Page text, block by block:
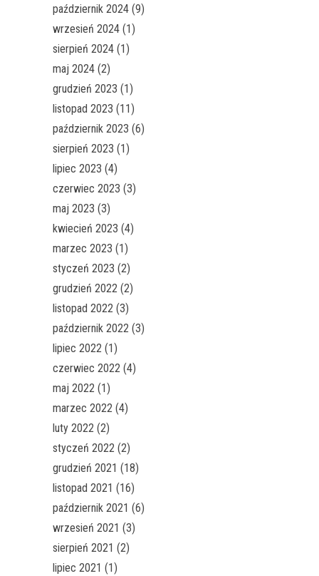
październik 2024 (9)
wrzesień 2024 (1)
sierpień 2024 (1)
maj 2024 (2)
grudzień 2023 (1)
listopad 2023 (11)
październik 2023 (6)
sierpień 2023 (1)
lipiec 2023 (4)
czerwiec 2023 (3)
maj 2023 (3)
kwiecień 2023 (4)
marzec 2023 (1)
styczeń 2023 (2)
grudzień 2022 (2)
listopad 2022 (3)
październik 2022 (3)
lipiec 2022 (1)
czerwiec 2022 (4)
maj 2022 (1)
marzec 2022 (4)
luty 2022 (2)
styczeń 2022 (2)
grudzień 2021 (18)
listopad 2021 (16)
październik 2021 (6)
wrzesień 2021 (3)
sierpień 2021 (2)
lipiec 2021 (1)